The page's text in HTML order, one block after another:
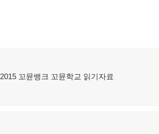
이
2015 꼬뮨뱅크 꼬뮨학교 읽기자료